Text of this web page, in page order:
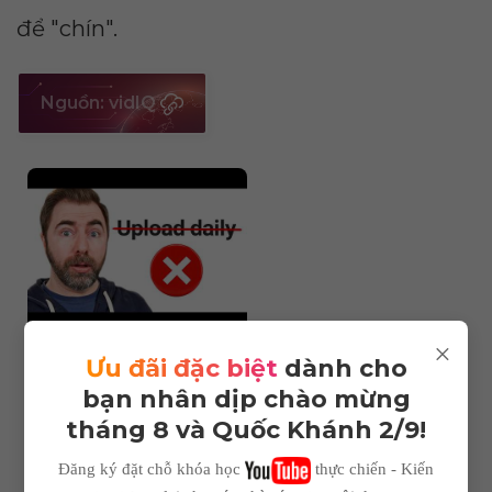
để "chín".
Nguồn: vidIQ
Dimensions
--
Impressions
×
Ưu đãi đặc biệt dành cho
bạn nhân dịp chào mừng
tháng 8 và Quốc Khánh 2/9!
Đăng ký đặt chỗ khóa học
thực chiến - Kiến